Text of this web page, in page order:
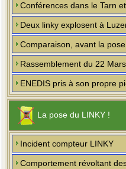
Conférences dans le Tarn
Deux linky explosent à
Comparaison, avant la
Rassemblement du 22
ENEDIS pris à son propre
La pose du LINKY !
Incident compteur LINKY
Comportement révoltant